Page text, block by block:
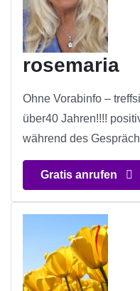
rosemaria
Ohne Vorabinfo –
über40 Jahren!!!!
während des
Gratis anrufen